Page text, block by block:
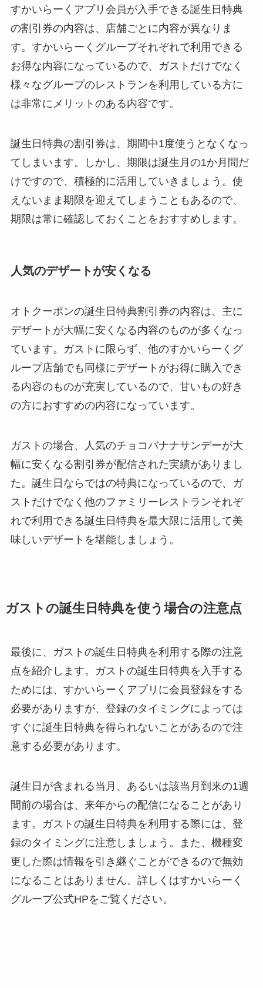
すかいらーくアプリ会員が入手できる誕生日特典
の割引券の内容は、店舗ごとに内容が異なりま
す。すかいらーくグループそれぞれで利用できる
お得な内容になっているので、ガストだけでなく
様々なグループのレストランを利用している方に
は非常にメリットのある内容です。
誕生日特典の割引券は、期間中1度使うとなくなっ
てしまいます。しかし、期限は誕生月の1か月間だ
けですので、積極的に活用していきましょう。使
えないまま期限を迎えてしまうこともあるので、
期限は常に確認しておくことをおすすめします。
人気のデザートが安くなる
オトクーポンの誕生日特典割引券の内容は、主に
デザートが大幅に安くなる内容のものが多くなっ
ています。ガストに限らず、他のすかいらーくグ
ループ店舗でも同様にデザートがお得に購入でき
る内容のものが充実しているので、甘いもの好き
の方におすすめの内容になっています。
ガストの場合、人気のチョコバナナサンデーが大
幅に安くなる割引券が配信された実績がありまし
た。誕生日ならではの特典になっているので、ガ
ストだけでなく他のファミリーレストランそれぞ
れで利用できる誕生日特典を最大限に活用して美
味しいデザートを堪能しましょう。
ガストの誕生日特典を使う場合の注意点
最後に、ガストの誕生日特典を利用する際の注意
点を紹介します。ガストの誕生日特典を入手する
ためには、すかいらーくアプリに会員登録をする
必要がありますが、登録のタイミングによっては
すぐに誕生日特典を得られないことがあるので注
意する必要があります。
誕生日が含まれる当月、あるいは該当月到来の1週
間前の場合は、来年からの配信になることがあり
ます。ガストの誕生日特典を利用する際には、登
録のタイミングに注意しましょう。また、機種変
更した際は情報を引き継ぐことができるので無効
になることはありません。詳しくはすかいらーく
グループ公式HPをご覧ください。